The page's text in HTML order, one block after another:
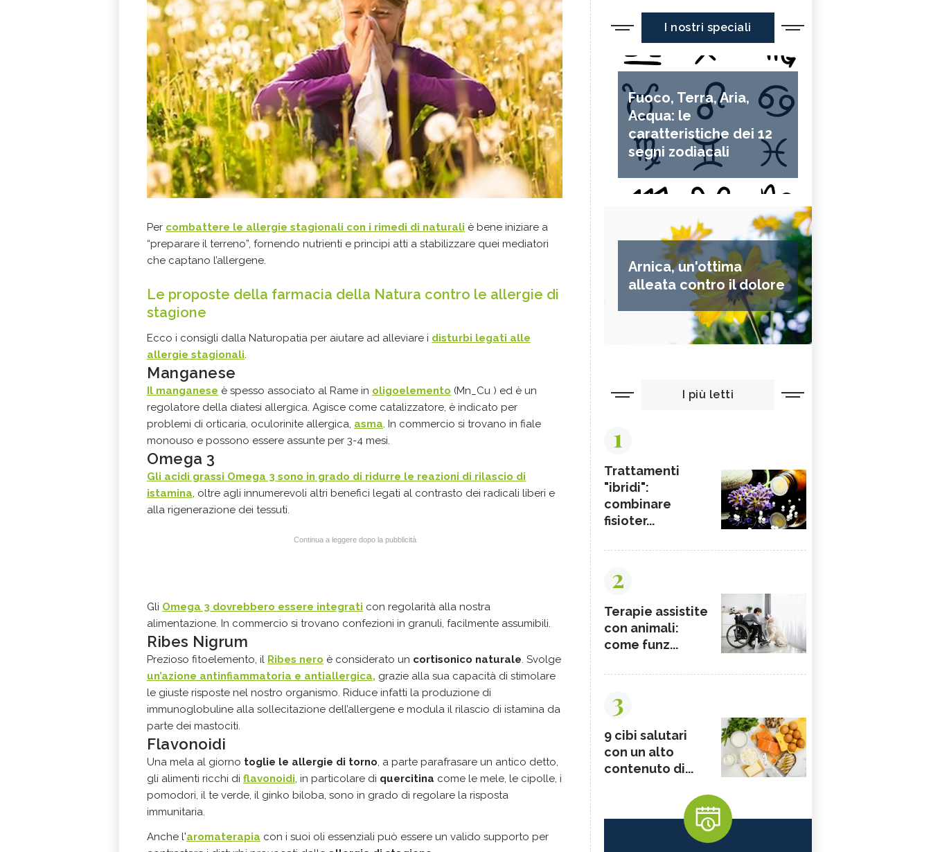
Per combattere le allergie stagionali con i rimedi di naturali è bene iniziare a
“preparare il terreno”, fornendo nutrienti e principi atti a stabilizzare quei mediatori
che captano l’allergene.
Le proposte della farmacia della Natura contro le allergie di
stagione
Ecco i consigli dalla Naturopatia per aiutare ad alleviare i disturbi legati alle
allergie stagionali.
Manganese
Il manganese è spesso associato al Rame in oligoelemento (Mn_Cu ) ed è un
regolatore della diatesi allergica. Agisce come catalizzatore, è indicato per
problemi di orticaria, oculorinite allergica, asma. In commercio si trovano in fiale
monouso e possono essere assunte per 3-4 mesi.
Omega 3
Gli acidi grassi Omega 3 sono in grado di ridurre le reazioni di rilascio di
istamina, oltre agli innumerevoli altri benefici legati al contrasto dei radicali liberi e
alla rigenerazione dei tessuti.
Continua a leggere dopo la pubblicità
Gli Omega 3 dovrebbero essere integrati con regolarità alla nostra
alimentazione. In commercio si trovano confezioni in granuli, facilmente assumibili.
Ribes Nigrum
Prezioso fitoelemento, il Ribes nero è considerato un cortisonico naturale. Svolge
un’azione antinfiammatoria e antiallergica, grazie alla sua capacità di stimolare
le giuste risposte nel nostro organismo. Riduce infatti la produzione di
immunoglobuline alla sollecitazione dell’allergene e modula il rilascio di istamina da
parte dei mastociti.
Flavonoidi
Una mela al giorno toglie le allergie di torno, a parte parafrasare un antico detto,
gli alimenti ricchi di flavonoidi, in particolare di quercitina come le mele, le cipolle, i
pomodori, il te verde, il ginko biloba, sono in grado di regolare la risposta
immunitaria.
Anche l'aromaterapia con i suoi oli essenziali può essere un valido supporto per
I nostri speciali
Fuoco, Terra, Aria,
Acqua: le
caratteristiche dei 12
segni zodiacali
Arnica, un'ottima
alleata contro il dolore
I più letti
1
Trattamenti
"ibridi":
combinare
fisioter...
2
Terapie assistite
con animali:
come funz...
3
9 cibi salutari
con un alto
contenuto di...